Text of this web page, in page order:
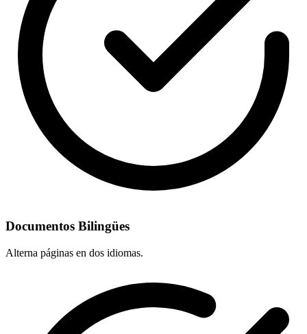
Documentos Bilingües
Alterna páginas en dos idiomas.